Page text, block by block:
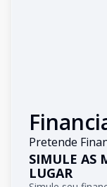
Pretende
SIMULE AS
LUGAR